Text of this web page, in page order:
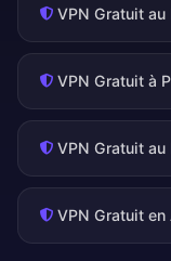
VPN Gratuit au
VPN Gratuit à
VPN Gratuit au
VPN Gratuit en